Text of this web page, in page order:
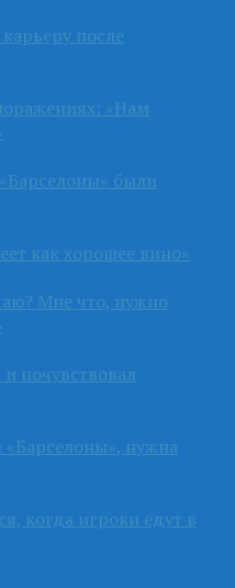
после
«Нам
были
как хорошее вино»
Мне что, нужно
почувствовал
«Барселоны», нужна
когда игроки едут в